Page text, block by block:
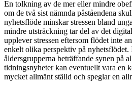
En tolkning av de mer eller mindre
om de två sist nämnda påståendena
nyhetsflöde minskar stressen bland
mindre utsträckning tar del av det
upplever stressen eftersom flödet inte
enkelt olika perspektiv på
åldersgrupperna beträffande synen på
tidningsnyheter kan eventuellt vara en
mycket allmänt ställd och speglar en